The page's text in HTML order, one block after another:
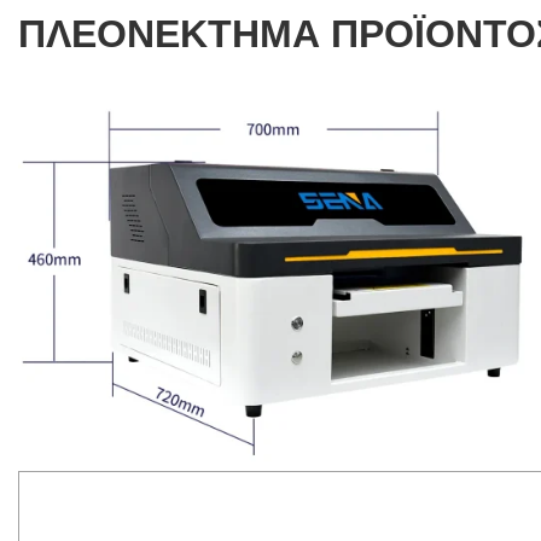
ΠΛΕΟΝΕΚΤΗΜΑ